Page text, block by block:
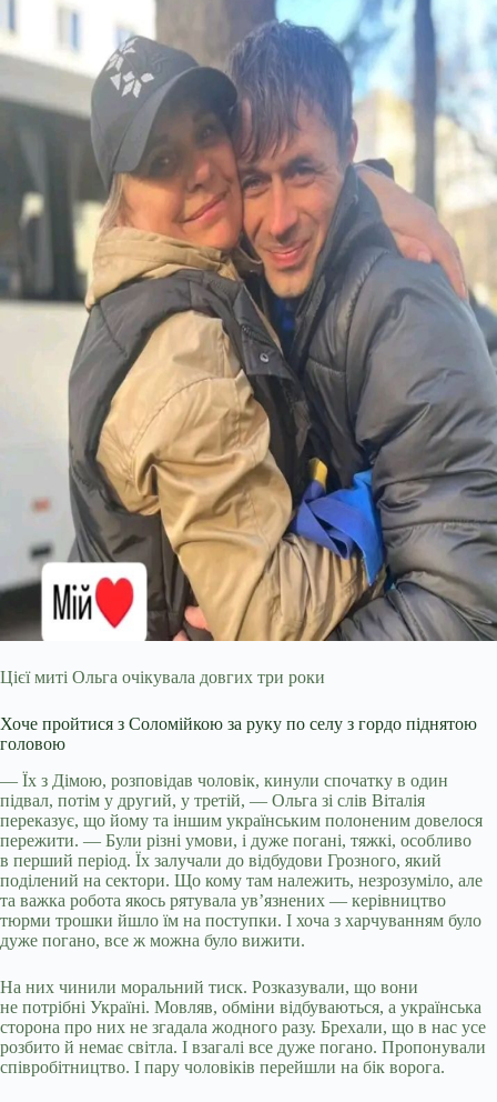
Цієї миті Ольга очікувала довгих три роки
Хоче пройтися з Соломійкою за руку по селу з гордо піднятою
головою
— Їх з Дімою, розповідав чоловік, кинули спочатку в один
підвал, потім у другий, у третій, — Ольга зі слів Віталія
переказує, що йому та іншим українським полоненим довелося
пережити. — Були різні умови, і дуже погані, тяжкі, особливо
в перший період. Їх залучали до відбудови Грозного, який
поділений на сектори. Що кому там належить, незрозуміло, але
та важка робота якось рятувала ув’язнених — керівництво
тюрми трошки йшло їм на поступки. І хоча з харчуванням було
дуже погано, все ж можна було вижити.
На них чинили моральний тиск. Розказували, що вони
не потрібні Україні. Мовляв, обміни відбуваються, а українська
сторона про них не згадала жодного разу. Брехали, що в нас усе
розбито й немає світла. І взагалі все дуже погано. Пропонували
співробітництво. І пару чоловіків перейшли на бік ворога.